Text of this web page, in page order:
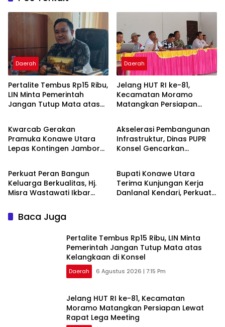
Daerah
‎Pertalite Tembus Rp15 Ribu,
LIN Minta Pemerintah
Jangan Tutup Mata atas
Daerah
‎Jelang HUT RI ke-81,
Kecamatan Moramo
Matangkan Persiapan
Advertorial
‎Kwarcab Gerakan
Pramuka Konawe Utara
Lepas Kontingen Jambore
Generasi Muda Konut yang
Daerah
Akselerasi Pembangunan
Infrastruktur, Dinas PUPR
Konsel Gencarkan
Advertorial
‎Perkuat Peran Bangun
Keluarga Berkualitas, Hj.
Misra Wastawati Ikbar
Kecamatan se-Konawe
Utara
Advertorial
Bupati Konawe Utara
Terima Kunjungan Kerja
Danlanal Kendari, Perkuat
Baca Juga
‎Pertalite Tembus Rp15 Ribu, LIN Minta
Pemerintah Jangan Tutup Mata atas
Kelangkaan di Konsel
Daerah 6 Agustus 2026 | 7:15 Pm
‎Jelang HUT RI ke-81, Kecamatan
Moramo Matangkan Persiapan Lewat
Rapat Lega Meeting